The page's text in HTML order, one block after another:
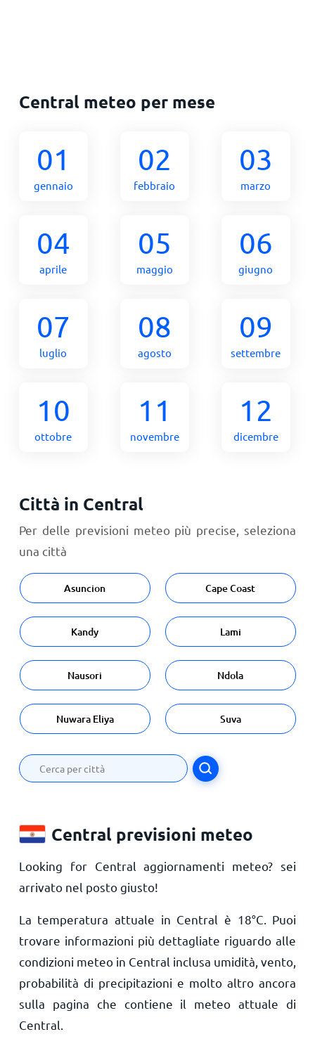
Central meteo per mese
01
gennaio
02
febbraio
03
marzo
04
aprile
05
maggio
06
giugno
07
luglio
08
agosto
09
settembre
10
ottobre
11
novembre
12
dicembre
Città in Central
Per delle previsioni meteo più precise, seleziona
una città
Asuncion Cape Coast
Kandy Lami
Nausori Ndola
Nuwara Eliya Suva
Central previsioni meteo
Looking for Central aggiornamenti meteo? sei
arrivato nel posto giusto!
La temperatura attuale in Central è 18°C . Puoi
trovare informazioni più dettagliate riguardo alle
condizioni meteo in Central inclusa umidità, vento,
probabilità di precipitazioni e molto altro ancora
sulla pagina che contiene il meteo attuale di
Central.